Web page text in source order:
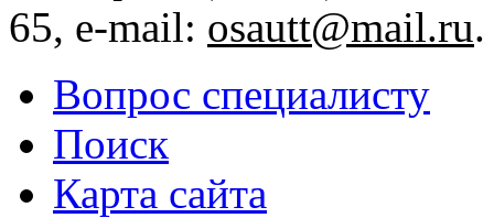
65, e-mail: osautt@mail.ru.
Вопрос специалисту
Поиск
Карта сайта